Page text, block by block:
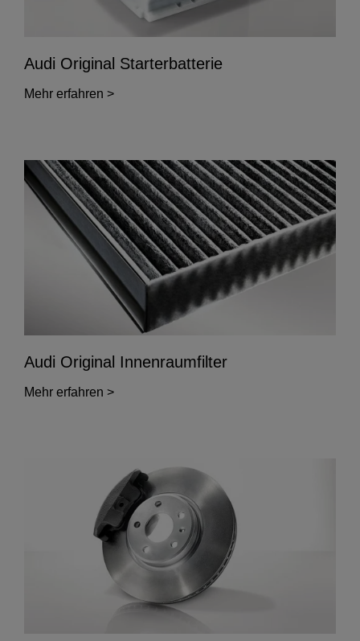
Audi Original Starterbatterie
Mehr erfahren >
Audi Original Innenraumfilter
Mehr erfahren >